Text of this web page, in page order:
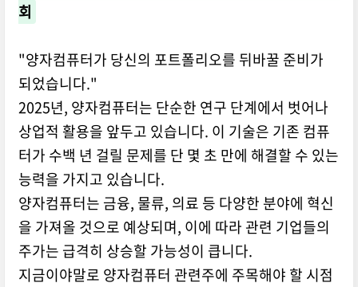
회
"양자컴퓨터가 당신의 포트폴리오를 뒤바꿀 준비가
되었습니다."
2025년, 양자컴퓨터는 단순한 연구 단계에서 벗어나
상업적 활용을 앞두고 있습니다. 이 기술은 기존 컴퓨
터가 수백 년 걸릴 문제를 단 몇 초 만에 해결할 수 있는
능력을 가지고 있습니다.
양자컴퓨터는 금융, 물류, 의료 등 다양한 분야에 혁신
을 가져올 것으로 예상되며, 이에 따라 관련 기업들의
주가는 급격히 상승할 가능성이 큽니다.
지금이야말로 양자컴퓨터 관련주에 주목해야 할 시점